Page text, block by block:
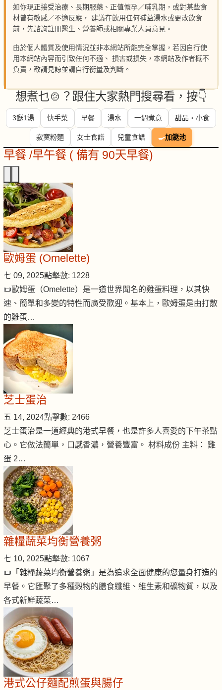
如你現正接受治療、長期服藥、正值懷孕／哺乳期，或對某些食
材曾有敏感／不適反應， 建議在飲用任何補益湯水或更改飲食
前，先諮詢註冊醫生、營養師或相關專業人員意見。
由於個人體質及使用情況並非本網站所能完全掌握，若因自行使
用本網站內容而引致任何不適、 損害或損失，本網站及作者概不
負責，敬請見諒並請自行衡量及判斷。
想煮乜🍲？跟住大家熱門搜尋看，按👇
3餸1湯 快手菜 早餐 湯水 一週煮意 甜品・小食
寂寞粉麵 女士食譜 兒童食譜 🍳加餸池
早餐 /早午餐 ( 備有 90天早餐)
歐姆蛋 (Omelette)
七 09, 2025點擊數: 1228
📜歐姆蛋（Omelette）是一道世界聞名的雞蛋料理，以其快
速、簡單和多變的特性而廣受歡迎。基本上，歐姆蛋是由打散
的雞蛋…
芝士蛋治
五 14, 2024點擊數: 2466
芝士蛋治是一道經典的港式早餐，也是許多人喜愛的下午茶點
心。它做法簡單，口感香濃，營養豐富。 材料成份 主料： 雞
蛋 2…
雜糧蔬菜均衡營養粥
七 10, 2025點擊數: 1067
📜「雜糧蔬菜均衡營養粥」是為追求全面健康的您量身打造的
早餐。它匯聚了多種穀物的膳食纖維、維生素和礦物質，以及
各式新鮮蔬菜…
港式公仔麵配煎蛋與腸仔